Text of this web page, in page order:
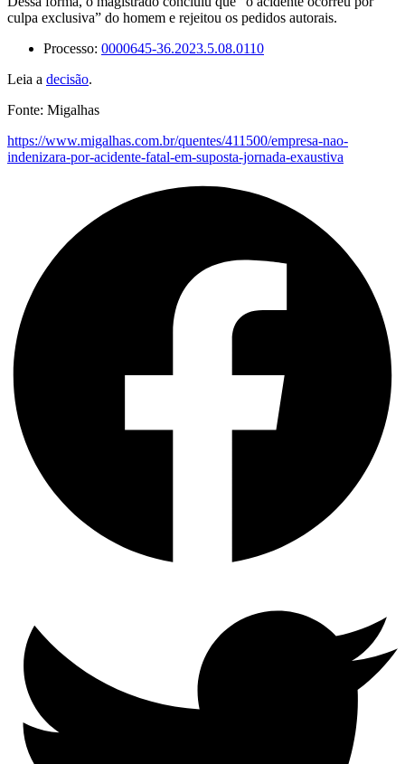
culpa exclusiva” do homem e rejeitou os pedidos autorais.
Processo: 0000645-36.2023.5.08.0110
Leia a decisão.
Fonte: Migalhas
https://www.migalhas.com.br/quentes/411500/empresa-nao-
indenizara-por-acidente-fatal-em-suposta-jornada-exaustiva